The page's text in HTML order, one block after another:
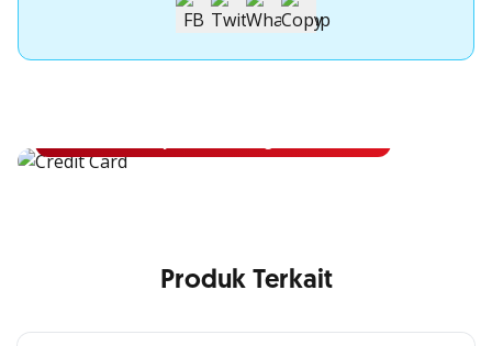
Apply Kartu Kredit OCBC
Produk Terkait